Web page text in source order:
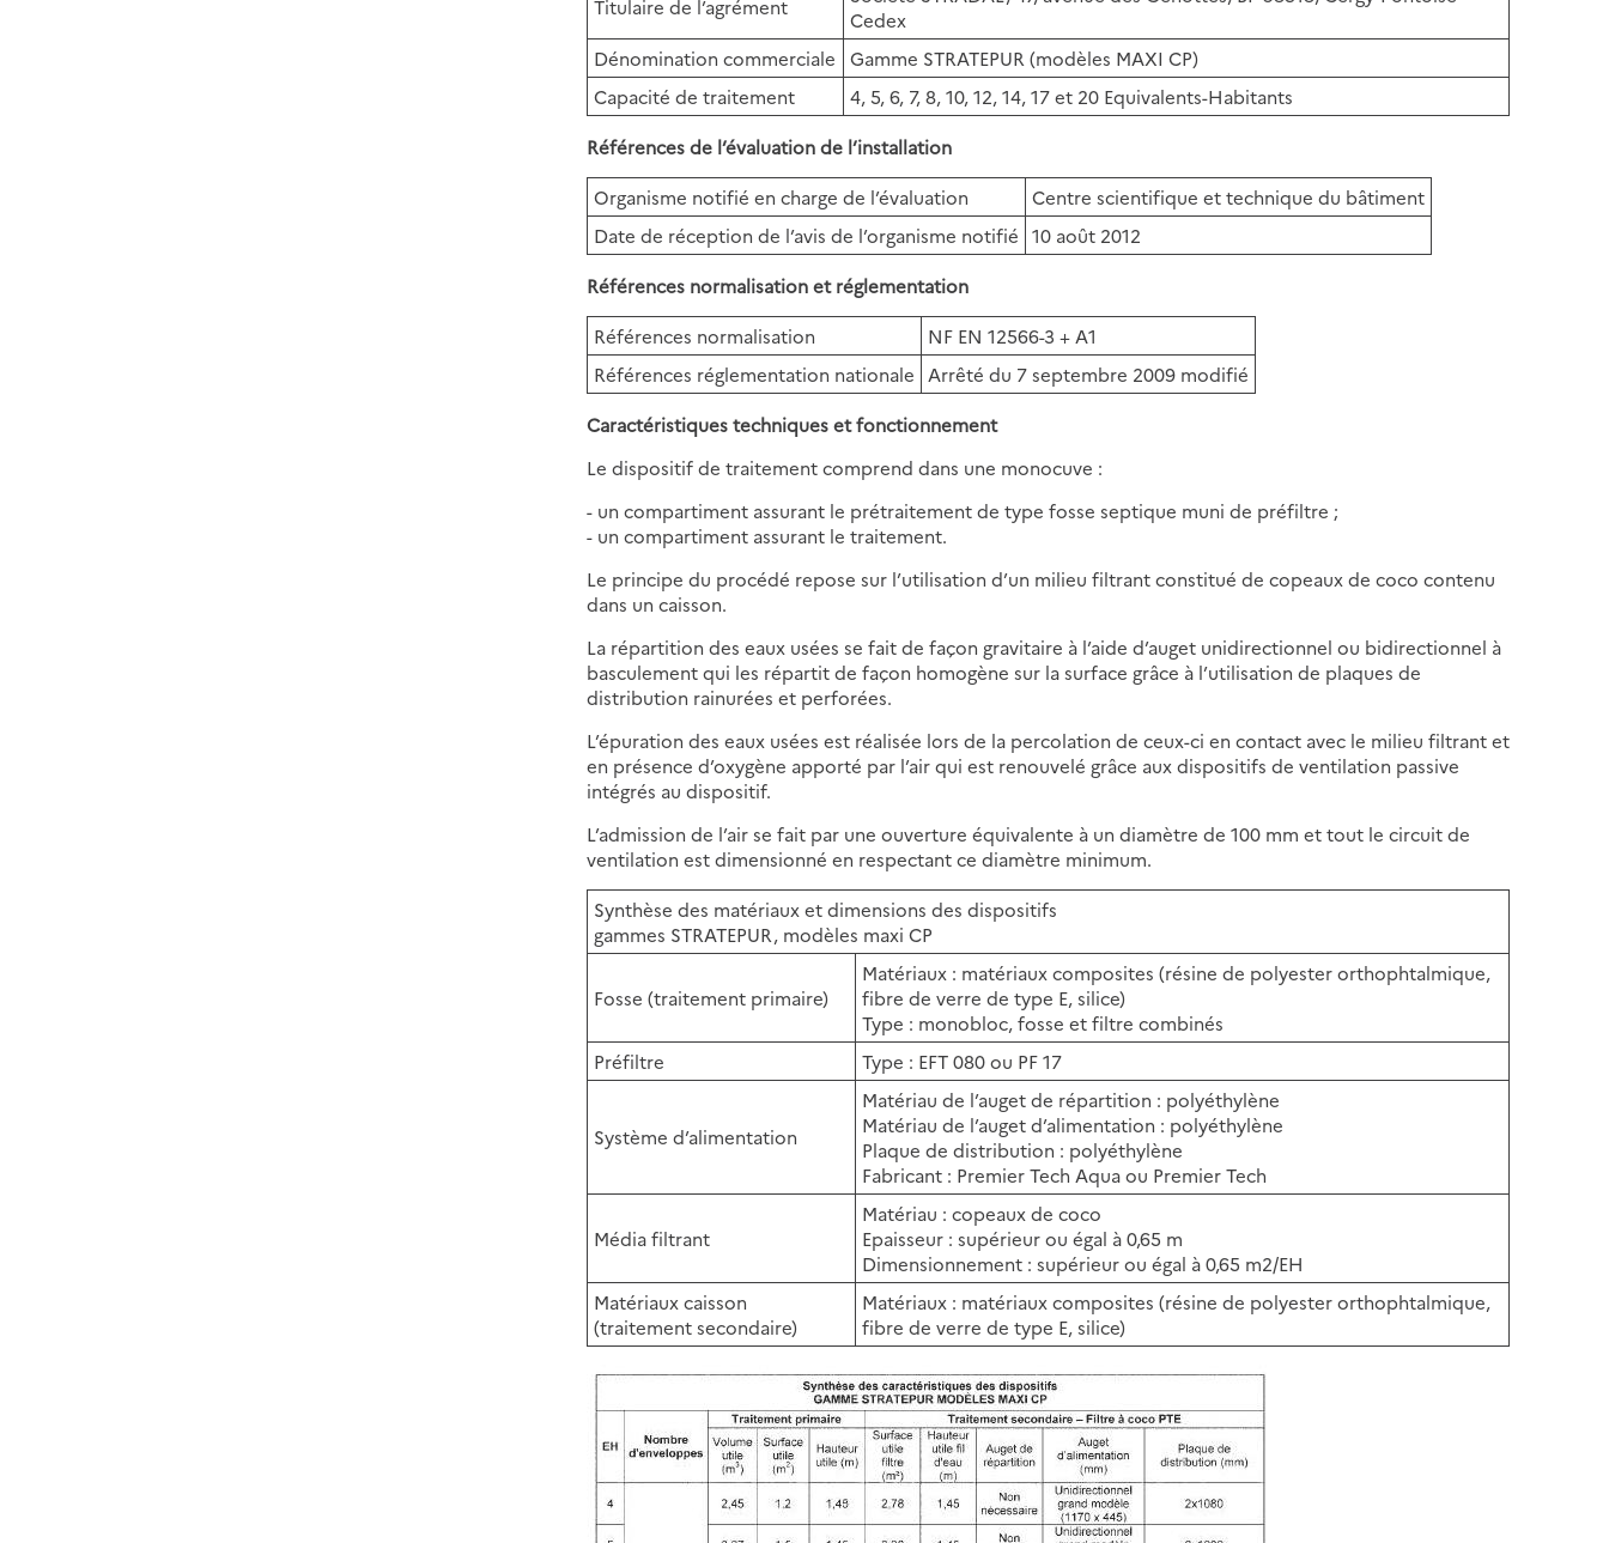
Titulaire de l’agrément
Cedex
Dénomination commerciale
Gamme STRATEPUR (modèles MAXI CP)
Capacité de traitement
4, 5, 6, 7, 8, 10, 12, 14, 17 et 20 Equivalents-Habitants
Références de l’évaluation de l’installation
Organisme notifié en charge de l’évaluation
Centre scientifique et technique du bâtiment
Date de réception de l’avis de l’organisme notifié 10 août 2012
Références normalisation et réglementation
Références normalisation
NF EN 12566-3 + A1
Références réglementation nationale
Arrêté du 7 septembre 2009 modifié
Caractéristiques techniques et fonctionnement
Le dispositif de traitement comprend dans une monocuve :
- un compartiment assurant le prétraitement de type fosse septique muni de préfiltre ;
- un compartiment assurant le traitement.
Le principe du procédé repose sur l’utilisation d’un milieu filtrant constitué de copeaux de coco contenu
dans un caisson.
La répartition des eaux usées se fait de façon gravitaire à l’aide d’auget unidirectionnel ou bidirectionnel à
basculement qui les répartit de façon homogène sur la surface grâce à l’utilisation de plaques de
distribution rainurées et perforées.
L’épuration des eaux usées est réalisée lors de la percolation de ceux-ci en contact avec le milieu filtrant et
en présence d’oxygène apporté par l’air qui est renouvelé grâce aux dispositifs de ventilation passive
intégrés au dispositif.
L’admission de l’air se fait par une ouverture équivalente à un diamètre de 100 mm et tout le circuit de
ventilation est dimensionné en respectant ce diamètre minimum.
Synthèse des matériaux et dimensions des dispositifs
gammes STRATEPUR, modèles maxi CP
Fosse (traitement primaire)
Matériaux : matériaux composites (résine de polyester orthophtalmique,
fibre de verre de type E, silice)
Type : monobloc, fosse et filtre combinés
Préfiltre
Type : EFT 080 ou PF 17
Système d’alimentation
Matériau de l’auget de répartition : polyéthylène
Matériau de l’auget d’alimentation : polyéthylène
Plaque de distribution : polyéthylène
Fabricant : Premier Tech Aqua ou Premier Tech
Média filtrant
Matériau : copeaux de coco
Epaisseur : supérieur ou égal à 0,65 m
Dimensionnement : supérieur ou égal à 0,65 m2/EH
Matériaux caisson
(traitement secondaire)
Matériaux : matériaux composites (résine de polyester orthophtalmique,
fibre de verre de type E, silice)